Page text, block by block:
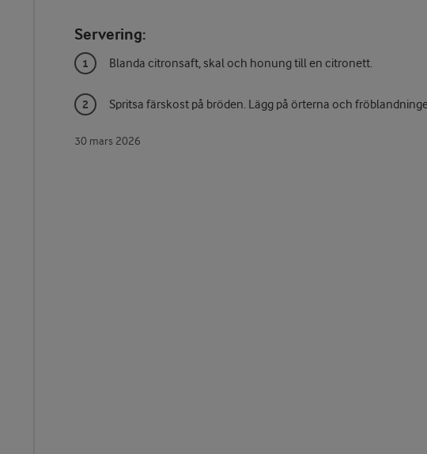
Servering:
Blanda citronsaft, skal och honung till en citronett.
Spritsa färskost på bröden. Lägg på örterna och
30 mars 2026